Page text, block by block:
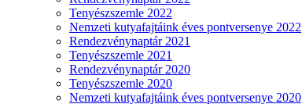
Tenyészszemle 2022
Nemzeti kutyafajtáink éves pontversenye 2022
Rendezvénynaptár 2021
Tenyészszemle 2021
Rendezvénynaptár 2020
Tenyészszemle 2020
Nemzeti kutyafajtáink éves pontversenye 2020